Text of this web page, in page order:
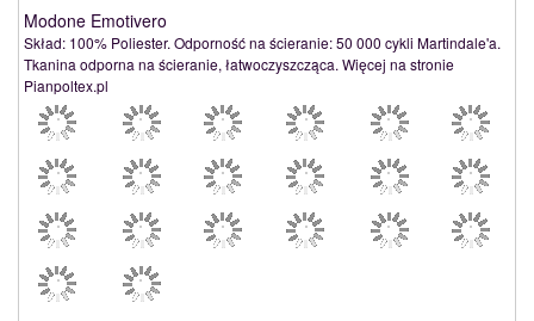
Modone Emotivero
Skład: 100% Poliester. Odporność na ścieranie: 50 000 cykli Martindale'a.
Tkanina odporna na ścieranie, łatwoczyszcząca. Więcej na stronie
Pianpoltex.pl